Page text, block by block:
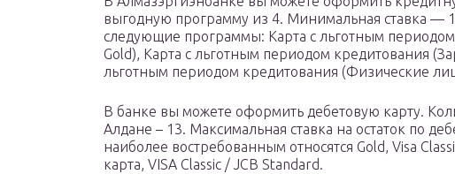
выгодную программу из 4. Минимальная ставка —
следующие программы: Карта с льготным
Gold), Карта с льготным периодом кредитования
льготным периодом кредитования (Физические
В банке вы можете оформить дебетовую карту.
Алдане – 13. Максимальная ставка на остаток по
наиболее востребованным относятся Gold, Visa
карта, VISA Classic / JCB Standard.